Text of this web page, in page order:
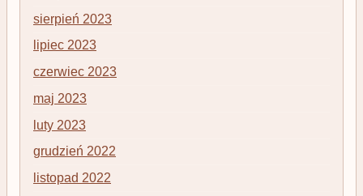
sierpień 2023
lipiec 2023
czerwiec 2023
maj 2023
luty 2023
grudzień 2022
listopad 2022